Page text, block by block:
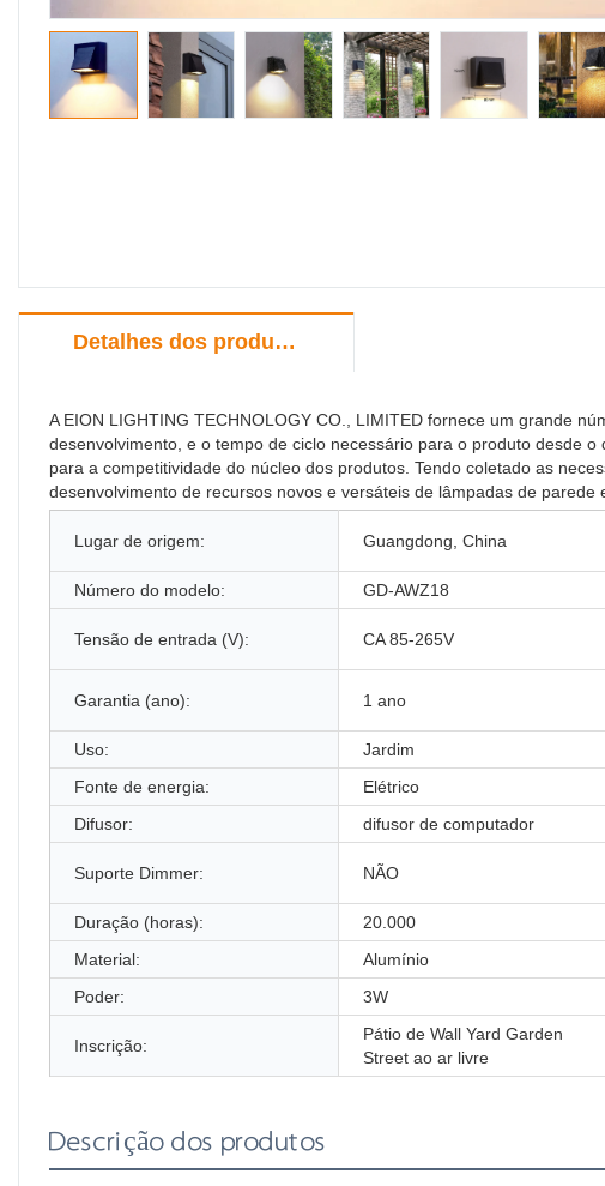
Detalhes dos produtos
A EION LIGHTING TECHNOLOGY CO., LIMITED fornece um grande
desenvolvimento, e o tempo de ciclo necessário para o produto desde
para a competitividade do núcleo dos produtos. Tendo coletado as
desenvolvimento de recursos novos e versáteis de lâmpadas de parede
Lugar de origem: Guangdong, China
Número do modelo:
GD-AWZ18
Tensão de entrada (V): CA 85-265V
Garantia (ano): 1 ano
Uso: Jardim
Fonte de energia:
Elétrico
Difusor:
difusor de computador
Suporte Dimmer: NÃO
Duração (horas):
20.000
Material:
Alumínio
Poder:
3W
Inscrição:
Pátio de Wall Yard Garden
Street ao ar livre
Descrição dos produtos